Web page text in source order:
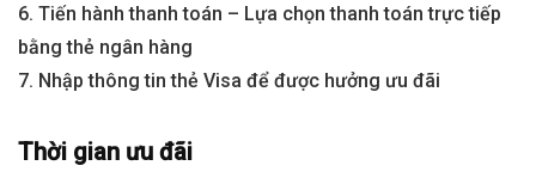
6. Tiến hành thanh toán – Lựa chọn thanh toán trực tiếp
bằng thẻ ngân hàng
7. Nhập thông tin thẻ Visa để được hưởng ưu đãi
Thời gian ưu đãi